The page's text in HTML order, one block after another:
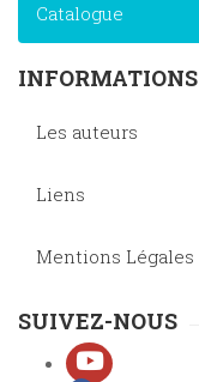
Catalogue
INFORMATIONS
Les auteurs
Liens
Mentions Légales
SUIVEZ-NOUS